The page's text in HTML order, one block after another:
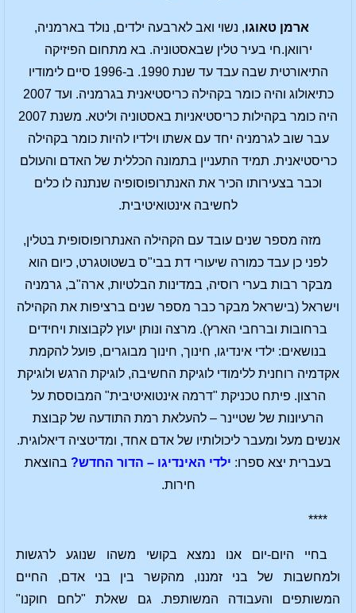
ארמן טאוגו, נשוי ואב לארבעה ילדים, נולד בארמניה,
ירוואן.חי בעיר טלין שבאסטוניה. בא מתחום הפיזיקה
התיאורטית שבה עבד עד שנת 1990. ב-1996 סיים לימודיו
כתיאולוג והיה כומר בקהילה כריסטיאנית בגרמניה. ועד 2007
היה כומר בקהילות כריסטיאניות באסטוניה וליטא. משנת 2007
עבר שוב לגרמניה יחד עם אשתו וילדיו להיות כומר בקהילה
כריסטיאנית. תמיד התעניין בתמונה הכללית של האדם והעולם
וכבר בצעירותו הכיר את האנתרופוסופיה שנתנה לו כלים
לחשיבה אינטואיטיבית.
מזה מספר שנים עובד עם הקהילה האנתרופוסופית בטלין,
לפני כן עבד כמורה שיעורי דת בבי"ס בשטוטגרט, כיום הוא
מבקר רבות בערי רוסיה, במדינות הבלטיות, ארה"ב, גרמניה
וישראל (בישראל מבקר כבר מספר שנים ברציפות את הקהילה
ברחובות וברחבי הארץ). מרצה ונותן יעוץ לקבוצות ויחידים
בנושאים: ילדי אינדיגו, חינוך, חינוך מבוגרים, פועל להקמת
אקדמיה רוחנית ללימודי לוגיקת החשיבה, לוגיקת הרגש ולוגיקת
הרצון. פיתח טכניקת "דרמה אינטואיטיבית" המבוססת על
הרעיונות של שטיינר – להעלאת רמת התודעה של קבוצת
אנשים מעל ומעבר ליכולותיו של אדם אחד, ומדיטציה דיאלוגית.
בעברית יצא ספרו: ילדי האינדיגו – הדור החדש? בהוצאת
חירות.
****
בחיי היום-יום אנו נמצא בקושי משהו שנוגע לרגשות
ולמחשבות של בני זמננו, מהקשר בין בני אדם, החיים
המשותפים והעבודה המשותפת. גם שאלת "לחם חוקנו"